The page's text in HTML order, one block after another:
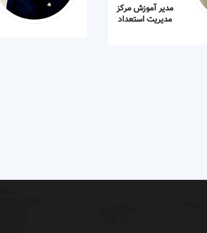
مدیر آموزش مرکز
مدیریت استعداد